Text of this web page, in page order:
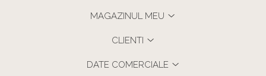
MAGAZINUL MEU
CLIENTI
DATE COMERCIALE